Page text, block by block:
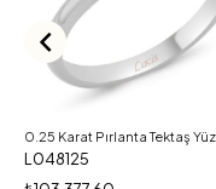
L048125